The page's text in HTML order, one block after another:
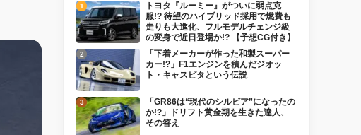
トヨタ『ルーミー』がついに弱点克
服!? 待望のハイブリッド採用で燃費も
走りも大進化、フルモデルチェンジ級
の変身で近日登場か!? 【予想CG付き】
「下着メーカーが作った和製スーパー
カー!?」F1エンジンを積んだジオッ
ト・キャスピタという伝説
「GR86は“現代のシルビア”になったの
か!?」ドリフト黄金期を生きた達人、
その答え